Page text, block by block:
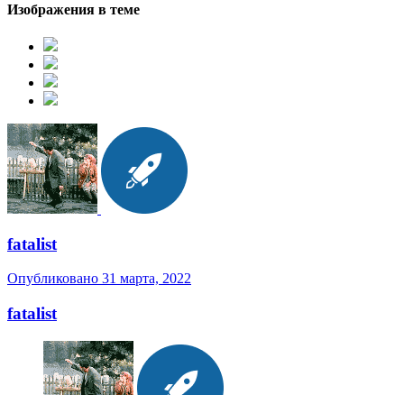
Изображения в теме
fatalist
Опубликовано 31 марта, 2022
fatalist